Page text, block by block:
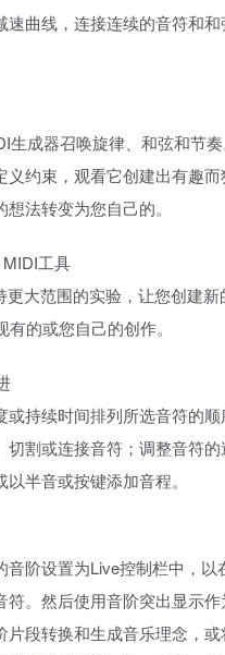
速曲线，连接连续的音符和
生成器召唤旋律、和弦和节
义约束，观看它创建出有趣
法转变为您自己的。
工具
更大范围的实验，让您创建
有的或您自己的创作。
或持续时间排列所选音符的
切割或连接音符；调整音符
半音或按键添加音程。
音阶设置为Live控制栏中，以
符。然后使用音阶突出显示
片段转换和生成音乐理念，